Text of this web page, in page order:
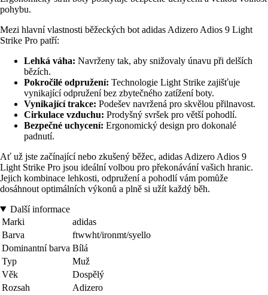
pohybu.
Mezi hlavní vlastnosti běžeckých bot adidas Adizero Adios 9 Light
Strike Pro patří:
Lehká váha: Navrženy tak, aby snižovaly únavu při delších
bězích.
Pokročilé odpružení: Technologie Light Strike zajišťuje
vynikající odpružení bez zbytečného zatížení boty.
Vynikající trakce: Podešev navržená pro skvělou přilnavost.
Cirkulace vzduchu: Prodyšný svršek pro větší pohodlí.
Bezpečné uchycení: Ergonomický design pro dokonalé
padnutí.
Ať už jste začínající nebo zkušený běžec, adidas Adizero Adios 9
Light Strike Pro jsou ideální volbou pro překonávání vašich hranic.
Jejich kombinace lehkosti, odpružení a pohodlí vám pomůže
dosáhnout optimálních výkonů a plně si užít každý běh.
Další informace
Marki
adidas
Barva
ftwwht/ironmt/syello
Dominantní barva Bílá
Typ
Muž
Věk
Dospělý
Rozsah
Adizero